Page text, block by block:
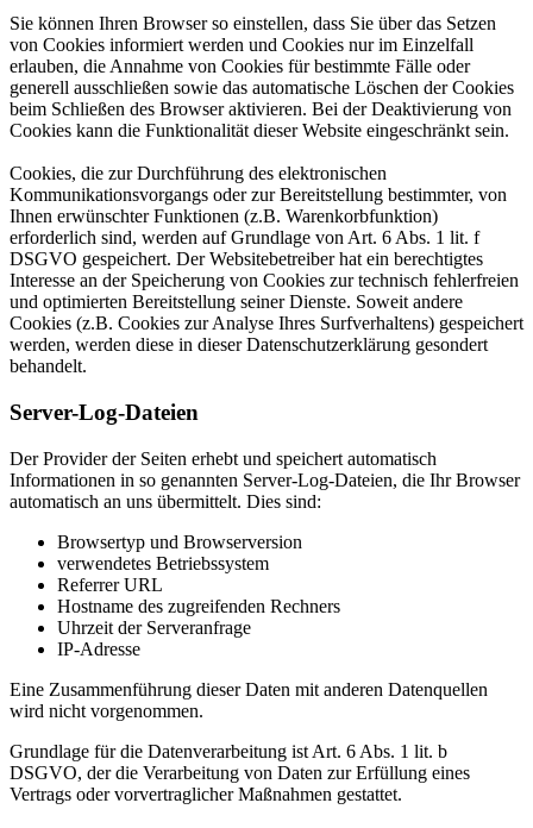
Sie können Ihren Browser so einstellen, dass Sie über das Setzen
von Cookies informiert werden und Cookies nur im Einzelfall
erlauben, die Annahme von Cookies für bestimmte Fälle oder
generell ausschließen sowie das automatische Löschen der Cookies
beim Schließen des Browser aktivieren. Bei der Deaktivierung von
Cookies kann die Funktionalität dieser Website eingeschränkt sein.
Cookies, die zur Durchführung des elektronischen
Kommunikationsvorgangs oder zur Bereitstellung bestimmter, von
Ihnen erwünschter Funktionen (z.B. Warenkorbfunktion)
erforderlich sind, werden auf Grundlage von Art. 6 Abs. 1 lit. f
DSGVO gespeichert. Der Websitebetreiber hat ein berechtigtes
Interesse an der Speicherung von Cookies zur technisch fehlerfreien
und optimierten Bereitstellung seiner Dienste. Soweit andere
Cookies (z.B. Cookies zur Analyse Ihres Surfverhaltens) gespeichert
werden, werden diese in dieser Datenschutzerklärung gesondert
behandelt.
Server-Log-Dateien
Der Provider der Seiten erhebt und speichert automatisch
Informationen in so genannten Server-Log-Dateien, die Ihr Browser
automatisch an uns übermittelt. Dies sind:
Browsertyp und Browserversion
verwendetes Betriebssystem
Referrer URL
Hostname des zugreifenden Rechners
Uhrzeit der Serveranfrage
IP-Adresse
Eine Zusammenführung dieser Daten mit anderen Datenquellen
wird nicht vorgenommen.
Grundlage für die Datenverarbeitung ist Art. 6 Abs. 1 lit. b
DSGVO, der die Verarbeitung von Daten zur Erfüllung eines
Vertrags oder vorvertraglicher Maßnahmen gestattet.